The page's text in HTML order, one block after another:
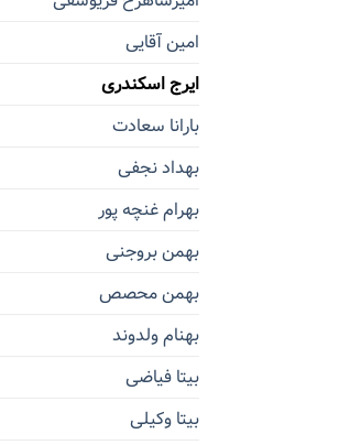
امین آقایی
ایرج اسکندری
بارانا سعادت
بهداد نجفی
بهرام غنچه پور
بهمن بروجنی
بهمن محصص
بهنام ولدوند
بیتا فیاضی
بیتا وکیلی